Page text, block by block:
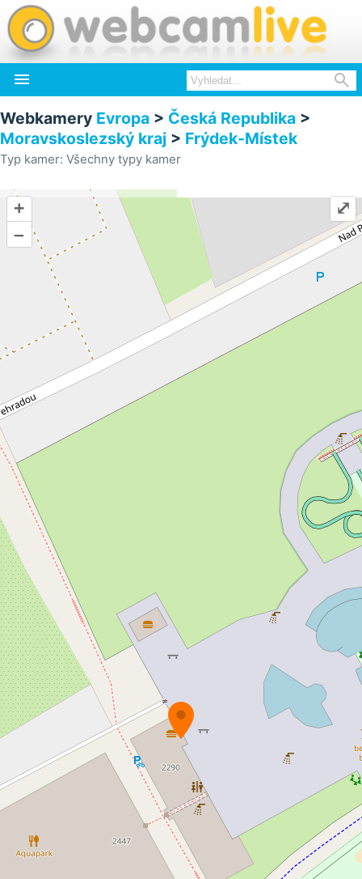
 
Webkamery Evropa > Česká Republika >
Moravskoslezský kraj > Frýdek-Místek
Typ kamer: Všechny typy kamer
+
–
⤢